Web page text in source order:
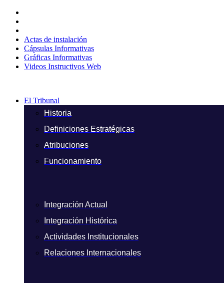
contenido
Actas de instalación
Cápsulas Informativas
Gráficas Informativas
Videos Instructivos Web
El Tribunal
Historia
Definiciones Estratégicas
Atribuciones
Funcionamiento
Integración Actual
Integración Histórica
Actividades Institucionales
Relaciones Internacionales